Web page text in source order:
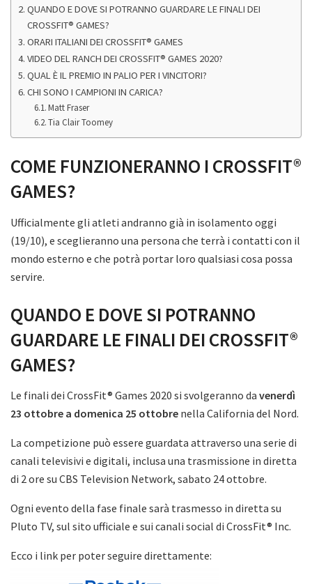
QUANDO E DOVE SI POTRANNO GUARDARE LE FINALI DEI
CROSSFIT® GAMES?
ORARI ITALIANI DEI CROSSFIT® GAMES
VIDEO DEL RANCH DEI CROSSFIT® GAMES 2020?
QUAL È IL PREMIO IN PALIO PER I VINCITORI?
CHI SONO I CAMPIONI IN CARICA?
Matt Fraser
Tia Clair Toomey
COME FUNZIONERANNO I CROSSFIT®
GAMES?
Ufficialmente gli atleti andranno già in isolamento oggi
(19/10), e sceglieranno una persona che terrà i contatti con il
mondo esterno e che potrà portar loro qualsiasi cosa possa
servire.
QUANDO E DOVE SI POTRANNO
GUARDARE LE FINALI DEI CROSSFIT®
GAMES?
Le finali dei CrossFit® Games 2020 si svolgeranno da venerdì
23 ottobre a domenica 25 ottobre nella California del Nord.
La competizione può essere guardata attraverso una serie di
canali televisivi e digitali, inclusa una trasmissione in diretta
di 2 ore su CBS Television Network, sabato 24 ottobre.
Ogni evento della fase finale sarà trasmesso in diretta su
Pluto TV, sul sito ufficiale e sui canali social di CrossFit® Inc.
Ecco i link per poter seguire direttamente: